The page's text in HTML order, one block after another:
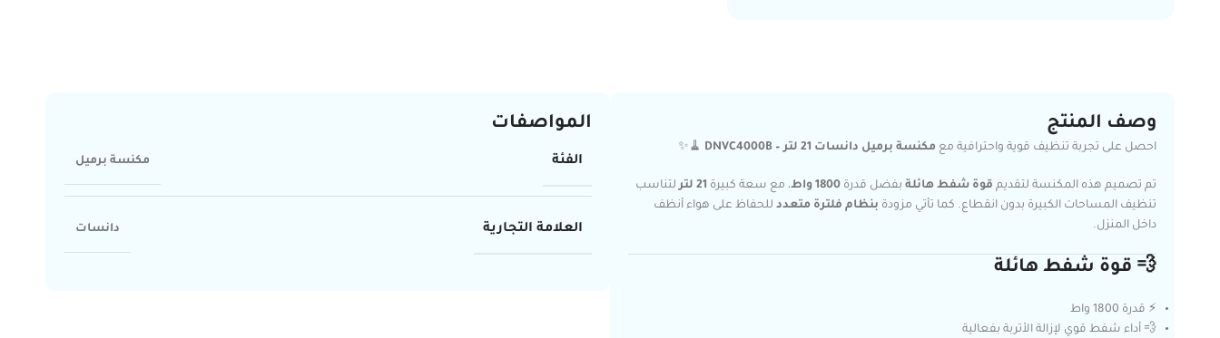
وصف المنتج
احصل على تجربة تنظيف قوية واحترافية مع مكنسة برميل دانسات 21 لتر – DNVC4000B 🧹✨
تم تصميم هذه المكنسة لتقديم قوة شفط هائلة بفضل قدرة 1800 واط ، مع سعة كبيرة 21 لتر
لتناسب
تنظيف المساحات الكبيرة بدون انقطاع. كما تأتي مزودة بنظام فلترة متعدد للحفاظ على هواء أنظف
داخل المنزل.
💨 قوة شفط هائلة
⚡ قدرة 1800 واط
💨 أداء شفط قوي لإزالة الأتربة بفعالية
المواصفات
الفئة مكنسة برميل
العلامة التجارية دانسات